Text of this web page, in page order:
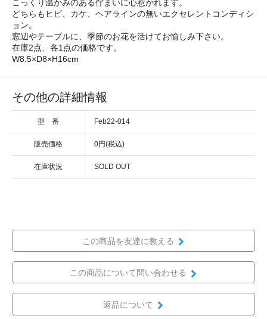
こっくり温かみのある佇まいに心惹かれます。
どちらもヒビ、カケ、ヘアラインの無いエクセレントコンディシ
ョン。
窓辺やテーブルに、季節のお花を活けてお愉しみ下さい。
在庫2点、各1点の価格です。
W8.5×D8×H16cm
その他の詳細情報
型 番 Feb22-014
販売価格 0円(税込)
在庫状況 SOLD OUT
この商品を友達に教える
この商品について問い合わせる
返品について